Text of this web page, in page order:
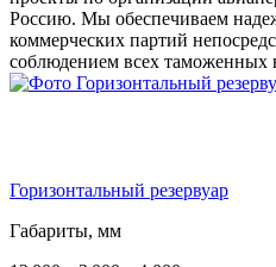
Россию. Мы обеспечиваем
коммерческих партий
соблюдением всех таможенных
Горизонтальный резервуар
Габариты, мм